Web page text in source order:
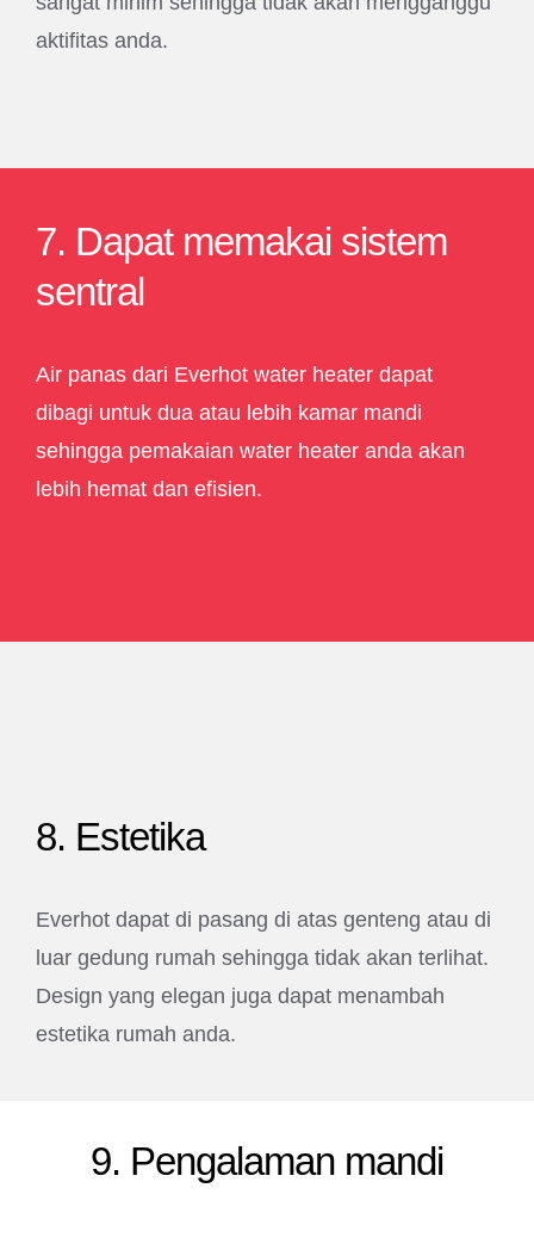
aktifitas anda.
7. Dapat memakai sistem
sentral
Air panas dari Everhot water heater dapat
dibagi untuk dua atau lebih kamar mandi
sehingga pemakaian water heater anda akan
lebih hemat dan efisien.
8. Estetika
Everhot dapat di pasang di atas genteng atau di
luar gedung rumah sehingga tidak akan terlihat.
Design yang elegan juga dapat menambah
estetika rumah anda.
9. Pengalaman mandi